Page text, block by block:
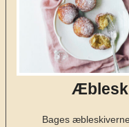
Bages